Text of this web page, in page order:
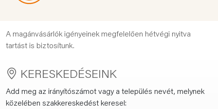
A magánvásárlók igényeinek megfelelően hétvégi nyitva
tartást is biztosítunk.
KERESKEDÉSEINK
Add meg az irányítószámot vagy a település nevét, melynek
közelében szakkereskedést keresel: